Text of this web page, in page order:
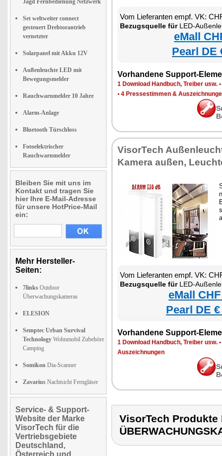
Jagd Fernbedienung Netzwerk
Set weltweiter connect
gesteuert Drehtorantrieb
vernetzter
Solarpanel mit Akku 12V
Außenleuchte LED mit
Bewegungsmelder
Rauchwarnmelder 10 Jahre
Alarm-Anlage
Bluetooth Türschloss
Fotoelektrischer
Rauchwarnmelder
Bleiben Sie mit uns im
Kontakt und tragen Sie
hier Ihre E-Mail-Adresse
für unsere HotPrice-Mail
ein:
Mehr Hersteller-
Seiten:
7links Outdoor
Überwachungskameras
ELESION
Semptec Urban Survival
Technology Wohnmobil Zubehöre
Camping
Somikon Dia-Scanner
Zavarius Nachtsicht Ferngläser
Service- & Support-
Website der Marke
VisorTech für die
Vertriebsgebiete
Deutschland,
Österreich und
Vom Lieferanten empf. VK:
Bezugsquelle fürLED-Außenleuchte
eMall
Pearl DE
Vorhandene Support-
1 Download Handbuch, Treiber usw. •
• 4 Pressestimmen &
VisorTech
Kamera außen,
Vom Lieferanten empf. VK:
Bezugsquelle fürLED-Außenleuchte
eMall
Pearl DE
Vorhandene Support-
1 Download Handbuch, Treiber usw. •
Auszeichnungen
VisorTech Produkte